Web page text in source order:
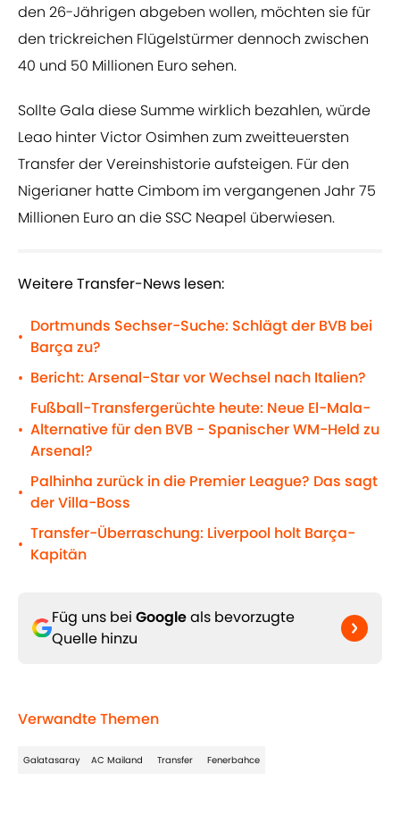
den 26-Jährigen abgeben wollen, möchten sie für
den trickreichen Flügelstürmer dennoch zwischen
40 und 50 Millionen Euro sehen.
Sollte Gala diese Summe wirklich bezahlen, würde
Leao hinter Victor Osimhen zum zweitteuersten
Transfer der Vereinshistorie aufsteigen. Für den
Nigerianer hatte Cimbom im vergangenen Jahr 75
Millionen Euro an die SSC Neapel überwiesen.
Weitere Transfer-News lesen:
•
Dortmunds Sechser-Suche: Schlägt der BVB bei
Barça zu?
• Bericht: Arsenal-Star vor Wechsel nach Italien?
•
Fußball-Transfergerüchte heute: Neue El-Mala-
Alternative für den BVB - Spanischer WM-Held zu
Arsenal?
•
Palhinha zurück in die Premier League? Das sagt
der Villa-Boss
•
Transfer-Überraschung: Liverpool holt Barça-
Kapitän
Füg uns bei Googleals bevorzugte
Quelle hinzu
Verwandte Themen
Galatasaray AC Mailand Transfer Fenerbahce